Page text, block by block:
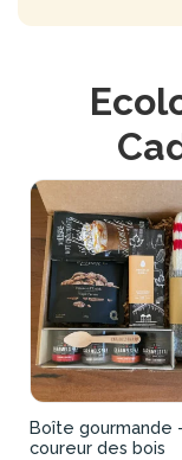
Boîte gourmande
coureur des bois